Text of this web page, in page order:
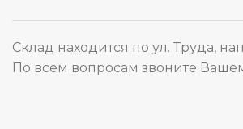
Склад находится по ул. Труда,
По всем вопросам звоните